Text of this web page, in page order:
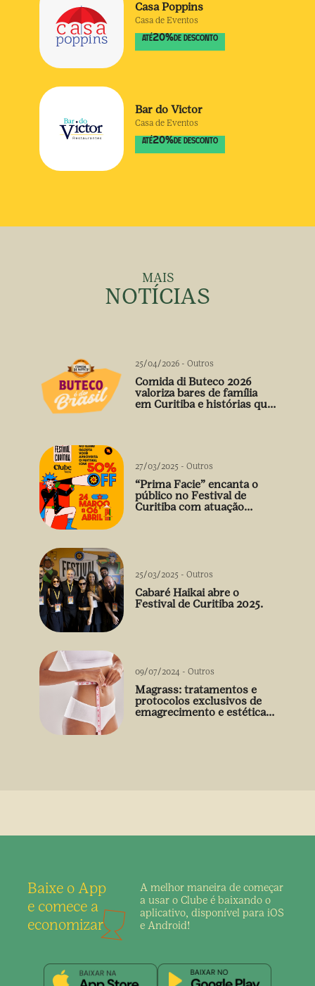
Casa Poppins
Casa de Eventos
ATÉ20% DE DESCONTO
Bar do Victor
Casa de Eventos
ATÉ20% DE DESCONTO
MAIS
NOTÍCIAS
25/04/2026 - Outros
Comida di Buteco 2026
valoriza bares de família
em Curitiba e histórias que
27/03/2025 - Outros
“Prima Facie” encanta o
público no Festival de
Curitiba com atuação
25/03/2025 - Outros
Cabaré Haikai abre o
Festival de Curitiba 2025.
09/07/2024 - Outros
Magrass: tratamentos e
protocolos exclusivos de
emagrecimento e estética
Baixe o App
e comece a
economizar
A melhor maneira de começar
a usar o Clube é baixando o
aplicativo, disponível para iOS
e Android!